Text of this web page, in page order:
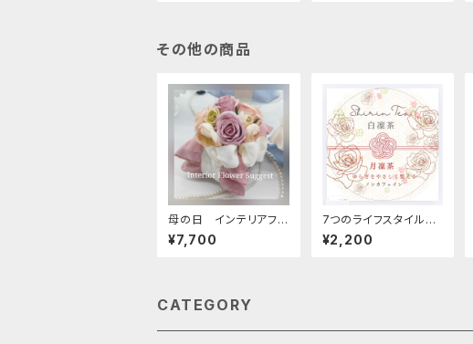
その他の商品
母の日 インテリアフラ
ワー ルームサシェ R
03
¥7,700
7つのライフスタイルコ
ンセプトティー 月凜茶
¥2,200
CATEGORY